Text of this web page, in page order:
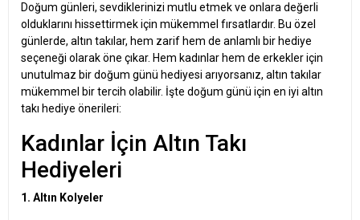
Doğum günleri, sevdiklerinizi mutlu etmek ve onlara değerli
olduklarını hissettirmek için mükemmel fırsatlardır. Bu özel
günlerde, altın takılar, hem zarif hem de anlamlı bir hediye
seçeneği olarak öne çıkar. Hem kadınlar hem de erkekler için
unutulmaz bir doğum günü hediyesi arıyorsanız, altın takılar
mükemmel bir tercih olabilir. İşte doğum günü için en iyi altın
takı hediye önerileri:
Kadınlar İçin Altın Takı
Hediyeleri
1. Altın Kolyeler